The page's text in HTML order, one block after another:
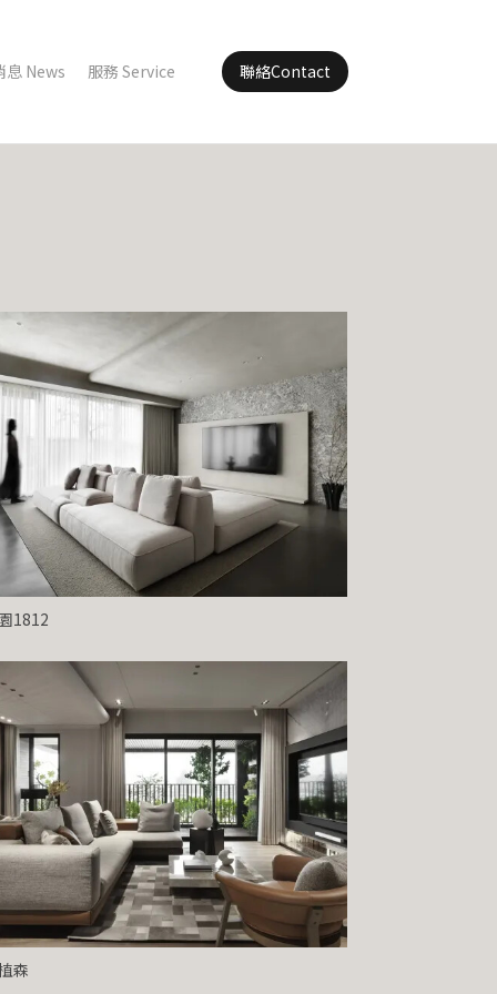
息 News 服務 Service 聯絡Contact
1812
森